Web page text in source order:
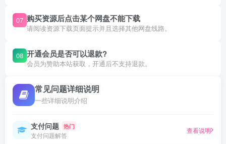
07 购买资源后点击某个网盘不能下载
请阅读资源下载页面提示并且选择其他网盘线路。
08 开通会员是否可以退款?
会员为赞助本站获取，开通后不支持退款。
常见问题详细说明
一些详细说明介绍
支付问题 热门
支付问题解答
查看说明